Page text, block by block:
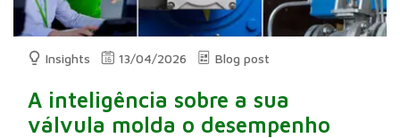
Insights 13/04/2026 Blog post
A inteligência sobre a sua
válvula molda o desempenho